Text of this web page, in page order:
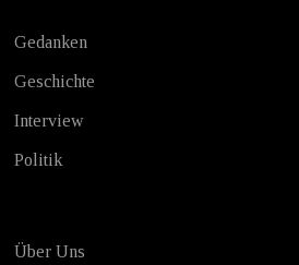
Gedanken
Geschichte
Interview
Politik
Über Uns